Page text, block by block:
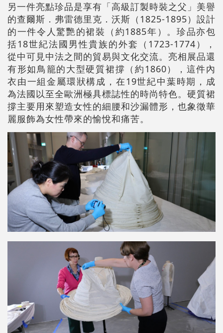
另一件亮點珍品是享有「高級訂製時裝之父」美譽
的查爾斯．弗雷德里克．沃斯（1825-1895）設計
的一件令人驚艷的裙裝（約1885年）。珍品亦包
括18世紀法國男性貴族的外套（1723-1774），
從中可見中法之間的貿易與文化交流。亮相展品還
有形如鳥籠的大型硬質裙撐（約1860），這件內
衣由一組金屬環狀構成，在19世紀中葉時期，成
為法國以至全歐洲極具標誌性的時尚特色。硬質裙
撐主要用來塑造女性的細腰和沙漏體形，也象徵華
麗服飾為女性帶來的愉悅和痛苦。